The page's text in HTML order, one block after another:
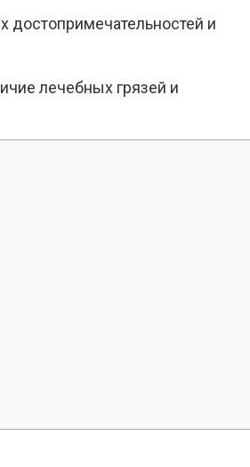
достопримечательностей и
лечебных грязей и